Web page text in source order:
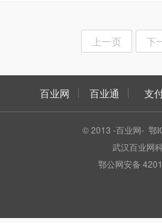
上一页 下
百业网 百业通 支
© 2013 -百业网- 鄂
武汉百业网
鄂公网安备